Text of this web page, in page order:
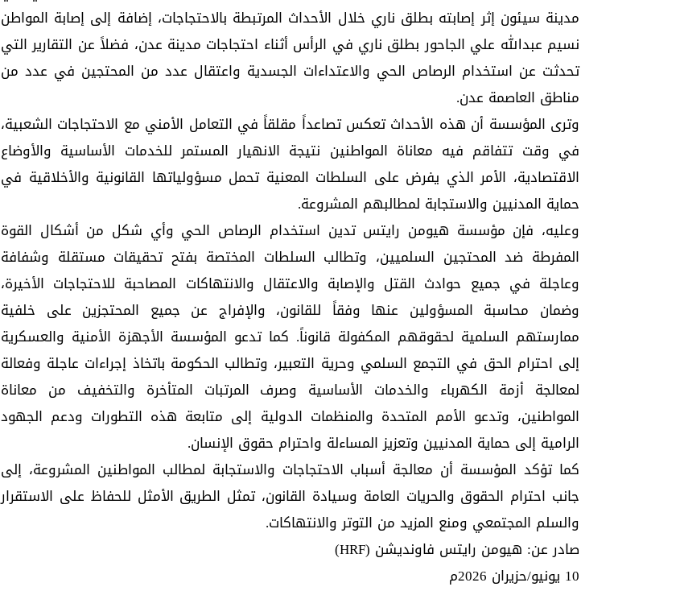
مدينة سيئون إثر إصابته بطلق ناري خلال الأحداث المرتبطة بالاحتجاجات، إضافة إلى إصابة المواطن
نسيم عبدالله علي الجاحور بطلق ناري في الرأس أثناء احتجاجات مدينة عدن، فضلاً عن التقارير التي
تحدثت عن استخدام الرصاص الحي والاعتداءات الجسدية واعتقال عدد من المحتجين في عدد من
مناطق العاصمة عدن.
وترى المؤسسة أن هذه الأحداث تعكس تصاعداً مقلقاً في التعامل الأمني مع الاحتجاجات الشعبية،
في وقت تتفاقم فيه معاناة المواطنين نتيجة الانهيار المستمر للخدمات الأساسية والأوضاع
الاقتصادية، الأمر الذي يفرض على السلطات المعنية تحمل مسؤولياتها القانونية والأخلاقية في
حماية المدنيين والاستجابة لمطالبهم المشروعة.
وعليه، فإن مؤسسة هيومن رايتس تدين استخدام الرصاص الحي وأي شكل من أشكال القوة
المفرطة ضد المحتجين السلميين، وتطالب السلطات المختصة بفتح تحقيقات مستقلة وشفافة
وعاجلة في جميع حوادث القتل والإصابة والاعتقال والانتهاكات المصاحبة للاحتجاجات الأخيرة،
وضمان محاسبة المسؤولين عنها وفقاً للقانون، والإفراج عن جميع المحتجزين على خلفية
ممارستهم السلمية لحقوقهم المكفولة قانوناً. كما تدعو المؤسسة الأجهزة الأمنية والعسكرية
إلى احترام الحق في التجمع السلمي وحرية التعبير، وتطالب الحكومة باتخاذ إجراءات عاجلة وفعالة
لمعالجة أزمة الكهرباء والخدمات الأساسية وصرف المرتبات المتأخرة والتخفيف من معاناة
المواطنين، وتدعو الأمم المتحدة والمنظمات الدولية إلى متابعة هذه التطورات ودعم الجهود
الرامية إلى حماية المدنيين وتعزيز المساءلة واحترام حقوق الإنسان.
كما تؤكد المؤسسة أن معالجة أسباب الاحتجاجات والاستجابة لمطالب المواطنين المشروعة، إلى
جانب احترام الحقوق والحريات العامة وسيادة القانون، تمثل الطريق الأمثل للحفاظ على الاستقرار
والسلم المجتمعي ومنع المزيد من التوتر والانتهاكات.
صادر عن: هيومن رايتس فاونديشن (HRF)
10 يونيو/حزيران 2026م